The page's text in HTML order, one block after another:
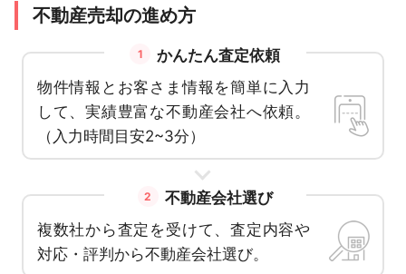
不動産売却の進め方
1
かんたん査定依頼
物件情報とお客さま情報を簡単に入力
して、実績豊富な不動産会社へ依頼。
（入力時間目安2~3分）
2
不動産会社選び
複数社から査定を受けて、査定内容や
対応・評判から不動産会社選び。